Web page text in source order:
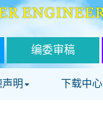
编委审稿
明 下载中心